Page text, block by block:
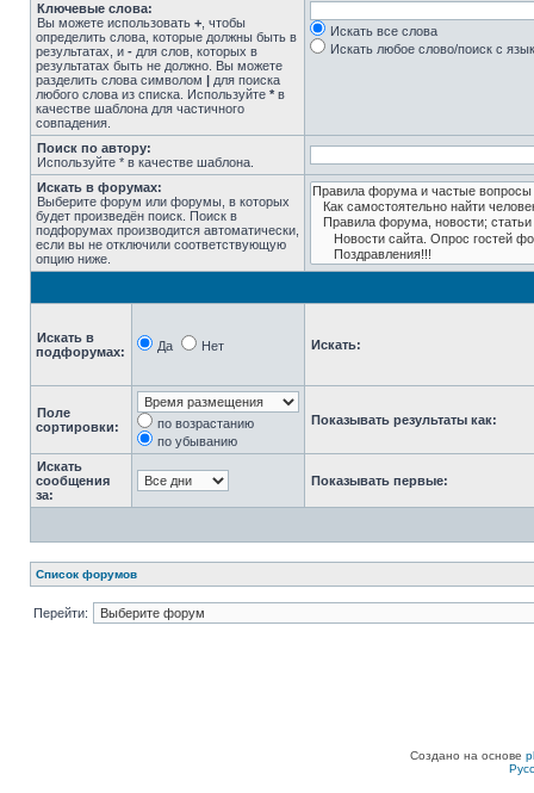
Ключевые слова:
Вы можете использовать + , чтобы
определить слова, которые должны быть в
результатах, и - для слов, которых в
результатах быть не должно. Вы можете
разделить слова символом | для поиска
любого слова из списка. Используйте * в
качестве шаблона для частичного
совпадения.
Искать все слова
Искать любое слово/поиск с
Поиск по автору:
Используйте * в качестве шаблона.
Искать в форумах:
Выберите форум или форумы, в которых
будет произведён поиск. Поиск в
подфорумах производится автоматически,
если вы не отключили соответствующую
опцию ниже.
Искать в
подфорумах:
Да Нет Искать:
Поле
сортировки:
по возрастанию
по убыванию
Показывать результаты как:
Искать
сообщения
за:
Показывать первые:
Список форумов
Перейти:
Создано на основе